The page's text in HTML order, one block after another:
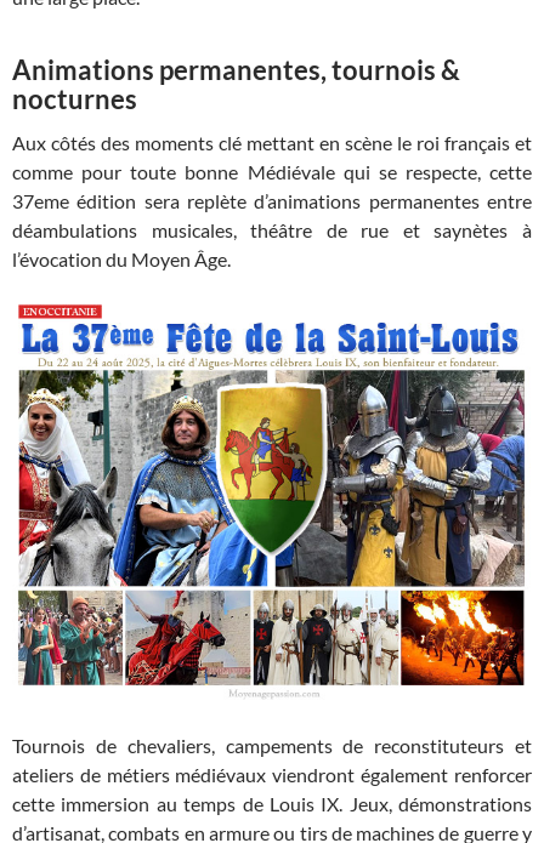
Animations permanentes, tournois &
nocturnes
Aux côtés des moments clé mettant en scène le roi français et
comme pour toute bonne Médiévale qui se respecte, cette
37eme édition sera replète d’animations permanentes entre
déambulations musicales, théâtre de rue et saynètes à
l’évocation du Moyen Âge.
Tournois de chevaliers, campements de reconstituteurs et
ateliers de métiers médiévaux viendront également renforcer
cette immersion au temps de Louis IX. Jeux, démonstrations
d’artisanat, combats en armure ou tirs de machines de guerre y